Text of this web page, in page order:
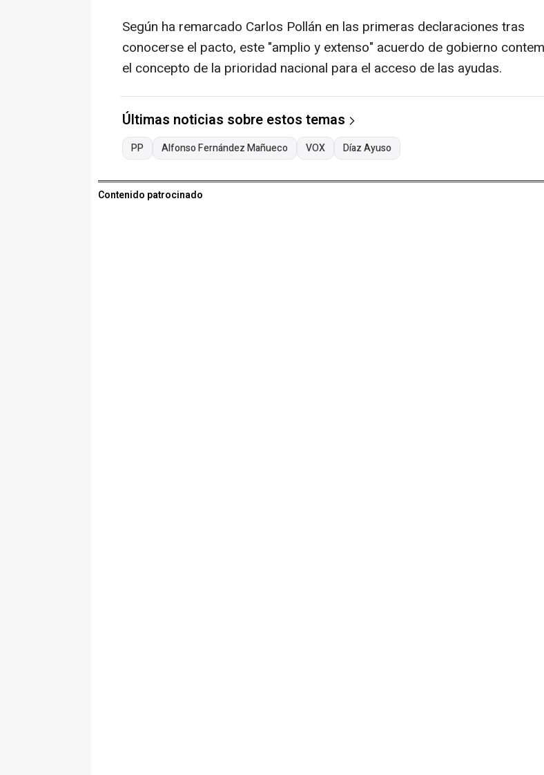
Según ha remarcado Carlos Pollán en las primeras declaraciones tras
conocerse el pacto, este "amplio y extenso" acuerdo de gobierno
el concepto de la prioridad nacional para el acceso de las ayudas.
Últimas noticias sobre estos temas
PP Alfonso Fernández Mañueco VOX Díaz Ayuso
Contenido patrocinado